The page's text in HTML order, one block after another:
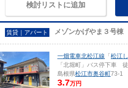
検討リストに追加
賃貸｜アパート メゾンかげやま３号棟
一畑電車北松江線 「 松江
「北堀町」バス停下車
島根県松江市奥谷町73-1
3.7万円